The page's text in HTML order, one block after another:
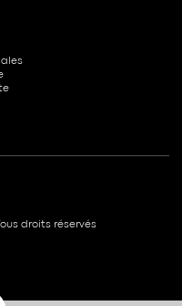
droits réservés